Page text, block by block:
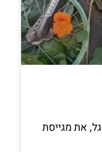
את מגייסת